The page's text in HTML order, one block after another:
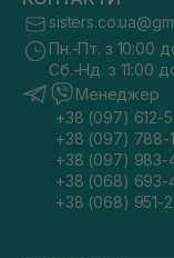
Пн.-Пт. з 10:00
Сб.-Нд. з 11:00
Менеджер
+38 (097) 612-
+38 (097) 788-
+38 (097) 983-
+38 (068) 693-
+38 (068) 951-